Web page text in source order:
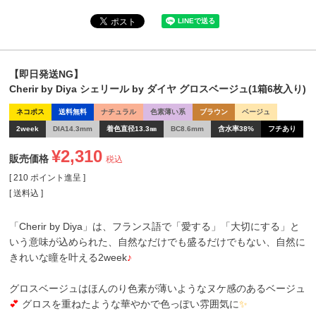
【即日発送NG】
Cherir by Diya シェリール by ダイヤ グロスベージュ(1箱6枚入り)
ネコポス 送料無料 ナチュラル 色素薄い系 ブラウン ベージュ
2week DIA14.3mm 着色直径13.3㎜ BC8.6mm 含水率38% フチあり
販売価格 ¥2,310 税込
[ 210 ポイント進呈 ]
送料込
「Cherir by Diya」は、フランス語で「愛する」「大切にする」と
いう意味が込められた、自然なだけでも盛るだけでもない、自然に
きれいな瞳を叶える2week♪
グロスベージュはほんのり色素が薄いようなヌケ感のあるベージュ
💕 グロスを重ねたような華やかで色っぽい雰囲気に✨